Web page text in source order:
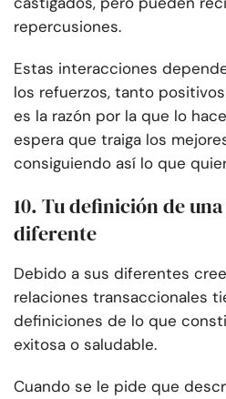
repercusiones.
Estas interacciones
los refuerzos, tanto
es la razón por la que lo
espera que traiga los
consiguiendo así lo que
10. Tu definición de
diferente
Debido a sus diferentes
relaciones transaccionales
definiciones de lo que
exitosa o saludable.
Cuando se le pide que